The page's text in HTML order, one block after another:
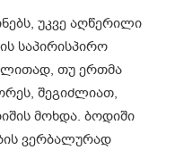
უკვე აღწერილი
საპირისპირო
თუ ერთმა
შეგიძლიათ,
მოხდა. ბოდიში
ვერბალურად